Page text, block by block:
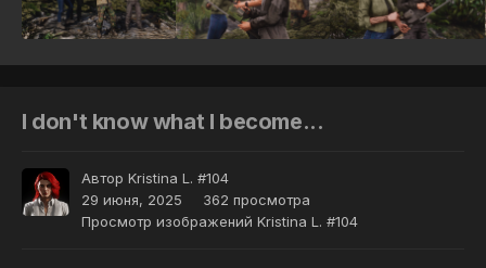
I don't know what I become...
Автор Kristina L. #104
29 июня, 2025
362 просмотра
Просмотр изображений Kristina L. #104